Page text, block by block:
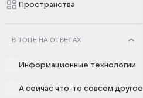
Пространства
В ТОПЕ НА ОТВЕТАХ
Информационные технологии
А сейчас что-то совсем другое